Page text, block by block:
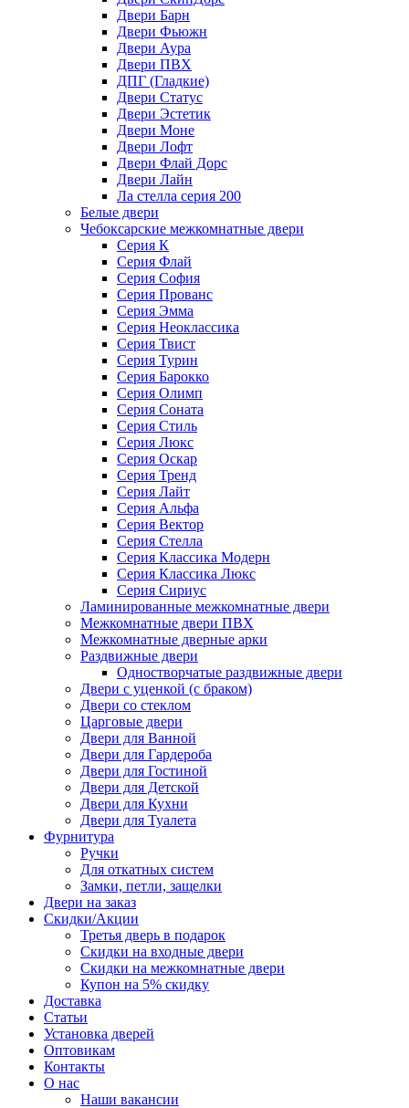
Двери Барн
Двери Фьюжн
Двери Аура
Двери ПВХ
ДПГ (Гладкие)
Двери Статус
Двери Эстетик
Двери Моне
Двери Лофт
Двери Флай Дорс
Двери Лайн
Ла стелла серия 200
Белые двери
Чебоксарские межкомнатные двери
Серия К
Серия Флай
Серия София
Серия Прованс
Серия Эмма
Серия Неоклассика
Серия Твист
Серия Турин
Серия Барокко
Серия Олимп
Серия Соната
Серия Стиль
Серия Люкс
Серия Оскар
Серия Тренд
Серия Лайт
Серия Альфа
Серия Вектор
Серия Стелла
Серия Классика Модерн
Серия Классика Люкс
Серия Сириус
Ламинированные межкомнатные двери
Межкомнатные двери ПВХ
Межкомнатные дверные арки
Раздвижные двери
Одностворчатые раздвижные двери
Двери с уценкой (с браком)
Двери со стеклом
Царговые двери
Двери для Ванной
Двери для Гардероба
Двери для Гостиной
Двери для Детской
Двери для Кухни
Двери для Туалета
Фурнитура
Ручки
Для откатных систем
Замки, петли, защелки
Двери на заказ
Скидки/Акции
Третья дверь в подарок
Скидки на входные двери
Скидки на межкомнатные двери
Купон на 5% скидку
Доставка
Статьи
Установка дверей
Оптовикам
Контакты
О нас
Наши вакансии